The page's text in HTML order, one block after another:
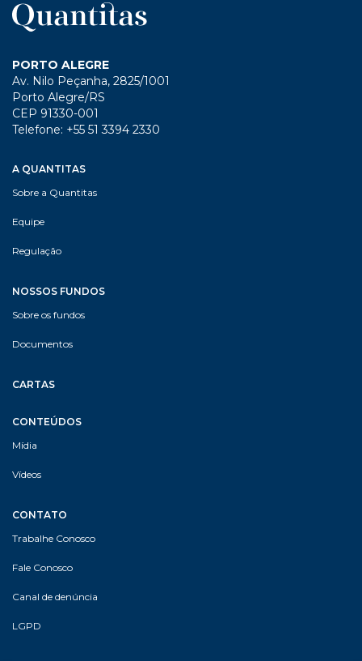
PORTO ALEGRE
Av. Nilo Peçanha, 2825/1001
Porto Alegre/RS
CEP 91330-001
Telefone: +55 51 3394 2330
A QUANTITAS
Sobre a Quantitas
Equipe
Regulação
NOSSOS FUNDOS
Sobre os fundos
Documentos
CARTAS
CONTEÚDOS
Mídia
Vídeos
CONTATO
Trabalhe Conosco
Fale Conosco
Canal de denúncia
LGPD